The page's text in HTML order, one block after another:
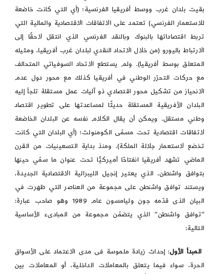
بقيت بلدان غرب ووسط أفريقيا الفرنسية؛ (أي التي كانت خاضعة
للاستعمار الفرنسي) تعتمد على الاتفاقات الاقتصادية والمالية التي
تربط اقتصاداتها بالبنوك وبالنقد الفرنسي الذي انتقل لاحقًا إلى
الارتباط باليورو (من خلال الاتحاد النقدي لبلدان غرب أفريقيا، ومثيله
المتعلق بوسط أفريقيا). ولم يستطع الاتحاد السوفياتي المتحالف
مع حركات التحرّر الوطني في أفريقيا كذلك مع محور دول عدم
الانحياز من تشكيل محور اقتصادي ذو آليات عمل مستقلة تلجأ إليه
البلدان الأفريقية المستقلة حديثًا لمساعدتها على تطوير اقتصاد
وطني مستقل. ويمكن أن يقال الكلام نفسه عن البلدان الخاضعة
لاتفاقات اقتصادية تحت مسمّى الكومنولث؛ (أي البلدان التي كانت
تخضع لاستعمار جلالة الملكة). ومنذ بداية التسعينيات من القرن
الماضي تشهد أفريقيا انفتاحًا أميركيًّا تحت عنوان ما سمّي حينها
بتوافق واشنطن، الذي يعتير إنجيل الليبرالية الاقتصادية الجديدة،
ويستند توافق واشنطن على مجموعة من العناصر التي ظهرت في
البيان الذى قدّمه جون وليامسون عام 1989 وهو صاحب عبارة:
“توافق واشنطن” الذي يتضمّن مجموعة من المبادىء الأساسية
التالية:
المبدأ الأول: إحداث زيادة ملموسة فى مدى الاعتماد على الأسواق
الحرة، سواء فيما يتعلق بالمعاملات الداخلية، أو المعاملات بين